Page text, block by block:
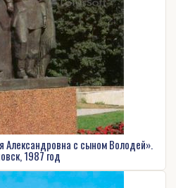
Александровна с сыном Володей».
1987 год